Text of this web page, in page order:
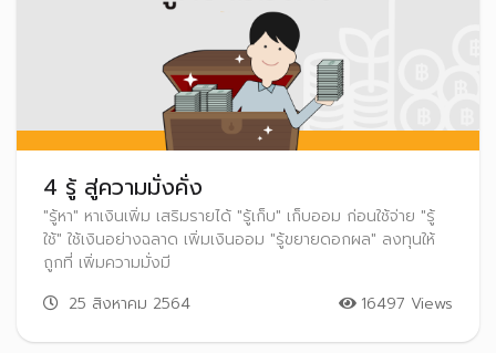
4 รู้ สู่ความมั่งคั่ง
"รู้หา" หาเงินเพิ่ม เสริมรายได้ "รู้เก็บ" เก็บออม ก่อนใช้จ่าย "รู้
ใช้" ใช้เงินอย่างฉลาด เพิ่มเงินออม "รู้ขยายดอกผล" ลงทุนให้
ถูกที่ เพิ่มความมั่งมี
25 สิงหาคม 2564
16497 Views